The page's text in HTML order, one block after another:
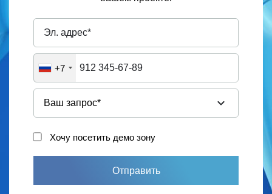
+7
Хочу посетить демо зону
Отправить